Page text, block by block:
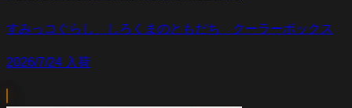
すみっコぐらし しろくまのともだち クーラーボックス
2026/7/24 入荷